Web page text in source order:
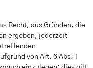
Recht, aus Gründen, die
ergeben, jederzeit
von Art. 6 Abs. 1